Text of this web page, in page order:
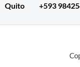
Quito +593